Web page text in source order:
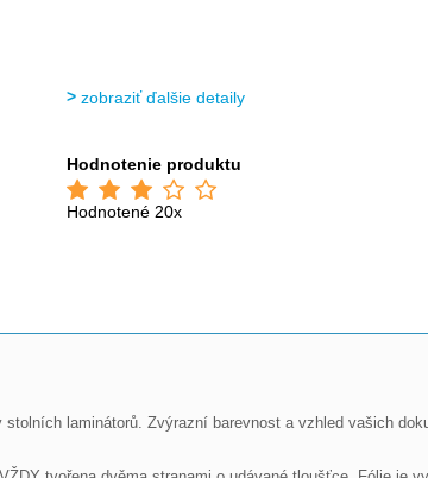
zobraziť ďalšie detaily
Hodnotenie produktu
Hodnotené 20x
laminátorů. Zvýrazní barevnost a vzhled vašich